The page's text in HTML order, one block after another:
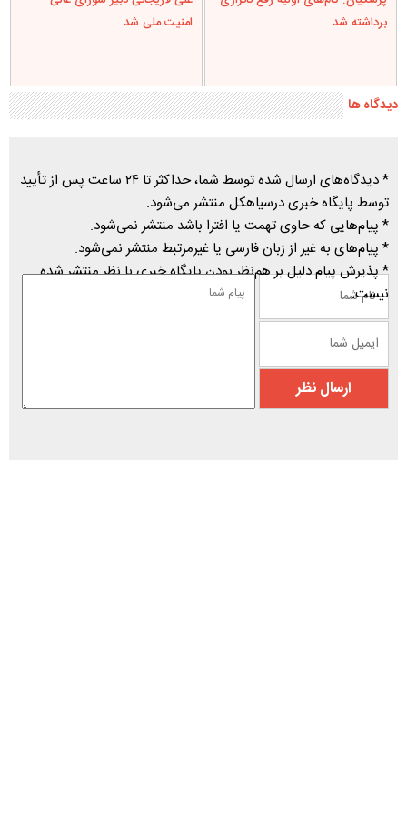
برداشته شد
امنیت ملی شد
دیدگاه ها
* دیدگاه‌های ارسال شده توسط شما، حداکثر تا ۲۴ ساعت پس از تأیید
توسط پایگاه خبری درسیاهکل منتشر می‌شود.
* پیام‌هایی که حاوی تهمت یا افترا باشد منتشر نمی‌شود.
* پیام‌های به غیر از زبان فارسی یا غیرمرتبط منتشر نمی‌شود.
* پذیرش پیام دلیل بر هم‌نظر بودن پایگاه خبری با نظر منتشر شده
نیست.